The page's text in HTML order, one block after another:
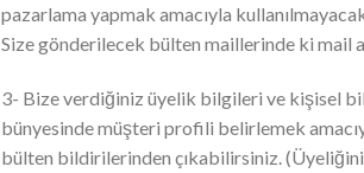
pazarlama yapmak amacıyla
Size gönderilecek bülten maillerinde ki mail
3- Bize verdiğiniz üyelik bilgileri ve kişisel
bünyesinde müşteri profili belirlemek
bülten bildirilerinden çıkabilirsiniz.